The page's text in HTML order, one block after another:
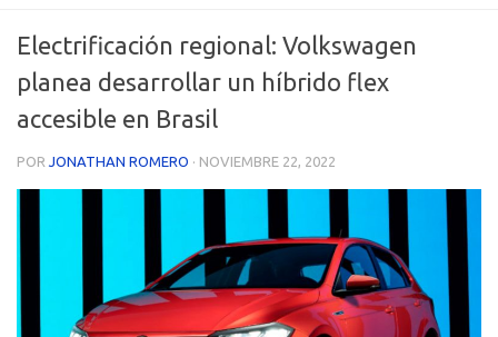
Electrificación regional: Volkswagen
planea desarrollar un híbrido flex
accesible en Brasil
POR JONATHAN ROMERO · NOVIEMBRE 22, 2022